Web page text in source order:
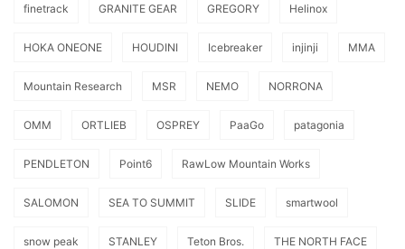
finetrack GRANITE GEAR GREGORY Helinox
HOKA ONEONE HOUDINI Icebreaker injinji MMA
Mountain Research MSR NEMO NORRONA
OMM ORTLIEB OSPREY PaaGo patagonia
PENDLETON Point6 RawLow Mountain Works
SALOMON SEA TO SUMMIT SLIDE smartwool
snow peak STANLEY Teton Bros. THE NORTH FACE